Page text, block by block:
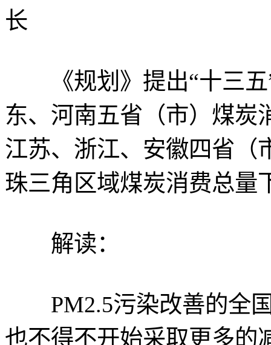
长
《规划》提出“十三五
东、河南五省（市）煤炭
江苏、浙江、安徽四省（
珠三角区域煤炭消费总量
解读：
PM2.5污染改善的全国
也不得不开始采取更多的